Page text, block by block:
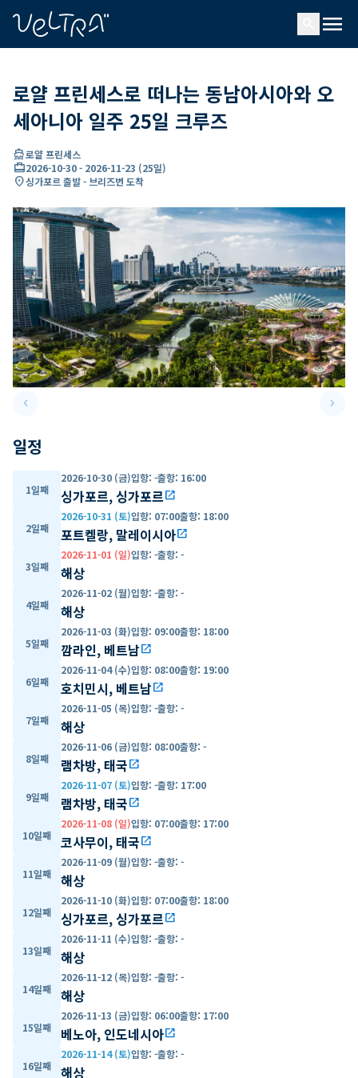
menu
로얄 프린세스로 떠나는 동남아시아와 오
세아니아 일주 25일 크루즈
directions_boat로얄 프린세스
card_travel2026-10-30- 2026-11-23 (25일)
location_on싱가포르 출발 - 브리즈번 도착
keyboard_arrow_leftPrevious slide keyboard_arrow_right
일정
1일째
2026-10-30 (금)입항: -출항: 16:00
싱가포르, 싱가포르open_in_new
2일째
2026-10-31 (토)입항: 07:00출항: 18:00
포트켈랑, 말레이시아open_in_new
3일째
2026-11-01 (일)입항: -출항: -
해상
4일째
2026-11-02 (월)입항: -출항: -
해상
5일째
2026-11-03 (화)입항: 09:00출항: 18:00
깜라인, 베트남open_in_new
6일째
2026-11-04 (수)입항: 08:00출항: 19:00
호치민시, 베트남open_in_new
7일째
2026-11-05 (목)입항: -출항: -
해상
8일째
2026-11-06 (금)입항: 08:00출항: -
램차방, 태국open_in_new
9일째
2026-11-07 (토)입항: -출항: 17:00
램차방, 태국open_in_new
10일째
2026-11-08 (일)입항: 07:00출항: 17:00
코사무이, 태국open_in_new
11일째
2026-11-09 (월)입항: -출항: -
해상
12일째
2026-11-10 (화)입항: 07:00출항: 18:00
싱가포르, 싱가포르open_in_new
13일째
2026-11-11 (수)입항: -출항: -
해상
14일째
2026-11-12 (목)입항: -출항: -
해상
15일째
2026-11-13 (금)입항: 06:00출항: 17:00
베노아, 인도네시아open_in_new
16일째
2026-11-14 (토)입항: -출항: -
해상